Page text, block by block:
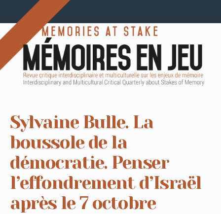
Sylvaine Bulle. La
boussole de la
démocratie. Penser
l’effondrement d’Israël
après le 7 octobre